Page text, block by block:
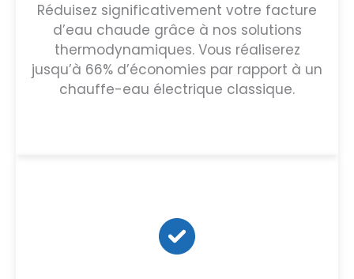
Réduisez significativement votre facture
d’eau chaude grâce à nos solutions
thermodynamiques. Vous réaliserez
jusqu’à 66% d’économies par rapport à un
chauffe-eau électrique classique.